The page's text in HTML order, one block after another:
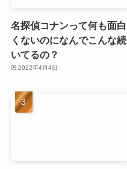
名探偵コナンって何も面白
くないのになんでこんな続
いてるの？
2022年4月4日